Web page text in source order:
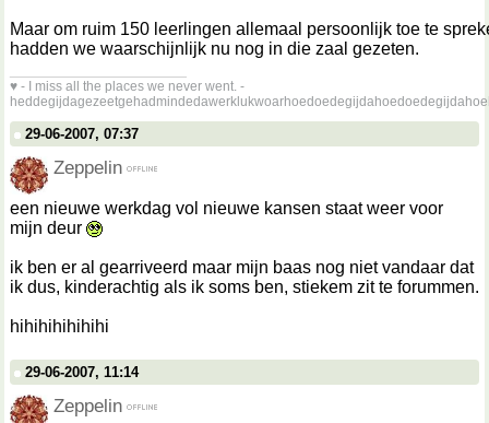
Maar om ruim 150 leerlingen allemaal persoonlijk toe te
hadden we waarschijnlijk nu nog in die zaal gezeten.
♥ - I miss all the places we never went. -
29-06-2007, 07:37
Zeppelin
een nieuwe werkdag vol nieuwe kansen staat weer voor
mijn deur
ik ben er al gearriveerd maar mijn baas nog niet vandaar dat
ik dus, kinderachtig als ik soms ben, stiekem zit te forummen.
hihihihihihihi
29-06-2007, 11:14
Zeppelin